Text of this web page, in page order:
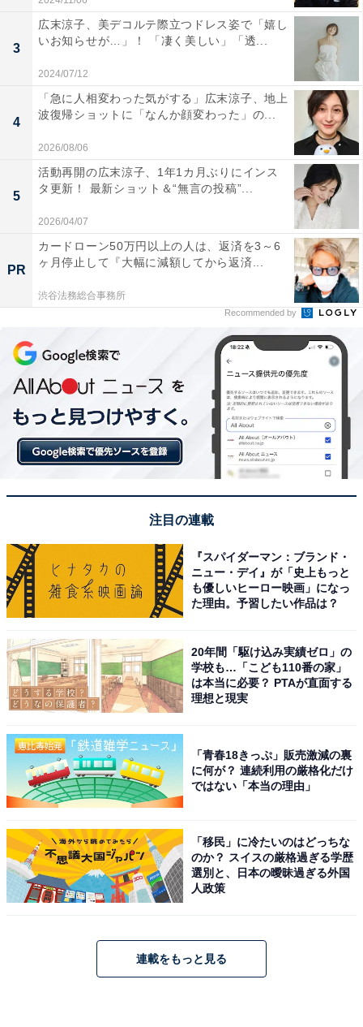
3
広末涼子、美デコルテ際立つドレス姿で「嬉し
いお知らせが…」！ 「凄く美しい」「透...
2024/07/12
4
「急に人相変わった気がする」広末涼子、地上
波復帰ショットに「なんか顔変わった」の...
2026/08/06
5
活動再開の広末涼子、1年1カ月ぶりにインス
タ更新！ 最新ショット＆“無言の投稿”...
2026/04/07
PR
カードローン50万円以上の人は、返済を3～6
ヶ月停止して『大幅に減額してから返済...
渋谷法務総合事務所
Recommended by
注目の連載
『スパイダーマン：ブランド・
ニュー・デイ』が「史上もっと
も優しいヒーロー映画」になっ
た理由。予習したい作品は？
20年間「駆け込み実績ゼロ」の
学校も…「こども110番の家」
は本当に必要？ PTAが直面する
理想と現実
「青春18きっぷ」販売激減の裏
に何が？ 連続利用の厳格化だけ
ではない「本当の理由」
「移民」に冷たいのはどっちな
のか？ スイスの厳格過ぎる学歴
選別と、日本の曖昧過ぎる外国
人政策
連載をもっと見る